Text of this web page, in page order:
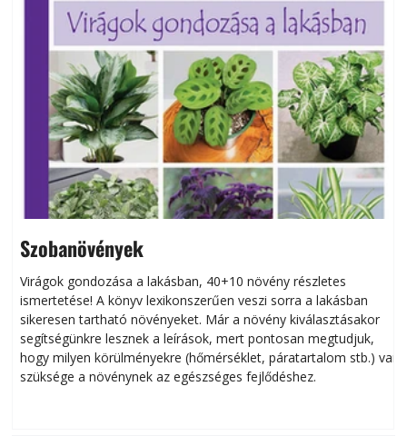
Szobanövények
Virágok gondozása a lakásban, 40+10 növény részletes
ismertetése! A könyv lexikonszerűen veszi sorra a lakásban
sikeresen tart­ha­tó növényeket. Már a növény kiválasztásakor
segítségünkre lesznek a leírások, mert pontosan megtudjuk,
hogy milyen körülményekre (hőmérséklet, páratartalom stb.) van
szüksége a növénynek az egészséges fejlődéshez.